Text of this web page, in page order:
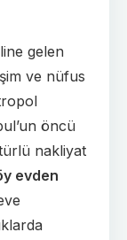
gelen
ve nüfus
öncü
nakliyat
evden